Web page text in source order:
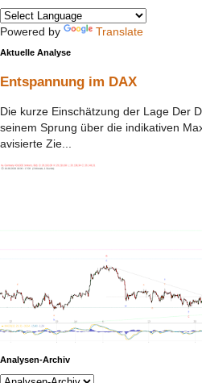
Powered by Translate
Aktuelle Analyse
Entspannung im DAX
Die kurze Einschätzung der Lage Der
seinem Sprung über die indikativen
avisierte Zie...
Analysen-Archiv